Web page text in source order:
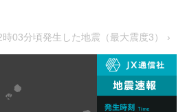
03分頃発生した地震（最大震度3）